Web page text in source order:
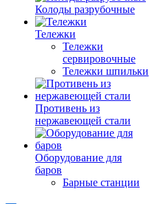
Колоды разрубочные
Тележки
Тележки
сервировочные
Тележки шпильки
Противень из
нержавеющей стали
Оборудование для
баров
Барные станции